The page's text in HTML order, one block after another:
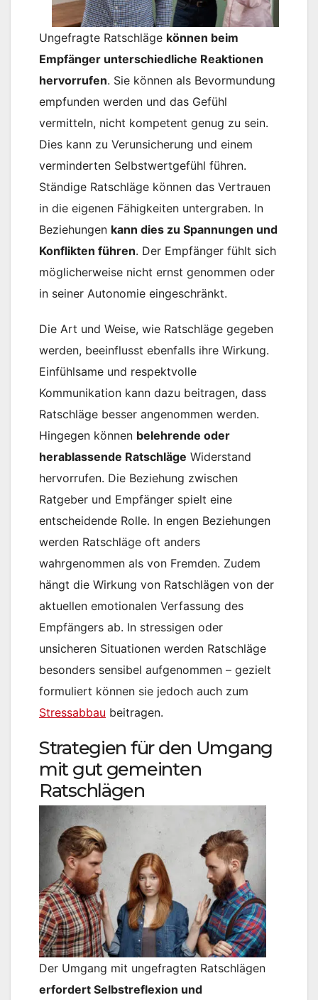
Ungefragte Ratschläge können beim
Empfänger unterschiedliche Reaktionen
hervorrufen. Sie können als Bevormundung
empfunden werden und das Gefühl
vermitteln, nicht kompetent genug zu sein.
Dies kann zu Verunsicherung und einem
verminderten Selbstwertgefühl führen.
Ständige Ratschläge können das Vertrauen
in die eigenen Fähigkeiten untergraben. In
Beziehungen kann dies zu Spannungen und
Konflikten führen. Der Empfänger fühlt sich
möglicherweise nicht ernst genommen oder
in seiner Autonomie eingeschränkt.
Die Art und Weise, wie Ratschläge gegeben
werden, beeinflusst ebenfalls ihre Wirkung.
Einfühlsame und respektvolle
Kommunikation kann dazu beitragen, dass
Ratschläge besser angenommen werden.
Hingegen können belehrende oder
herablassende Ratschläge Widerstand
hervorrufen. Die Beziehung zwischen
Ratgeber und Empfänger spielt eine
entscheidende Rolle. In engen Beziehungen
werden Ratschläge oft anders
wahrgenommen als von Fremden. Zudem
hängt die Wirkung von Ratschlägen von der
aktuellen emotionalen Verfassung des
Empfängers ab. In stressigen oder
unsicheren Situationen werden Ratschläge
besonders sensibel aufgenommen – gezielt
formuliert können sie jedoch auch zum
Stressabbau beitragen.
Strategien für den Umgang
mit gut gemeinten
Ratschlägen
Der Umgang mit ungefragten Ratschlägen
erfordert Selbstreflexion und